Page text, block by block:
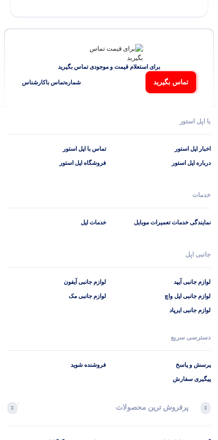
برای استعلام قیمت و موجودی تماس بگیرید
تماس بگیرید شماره‌تماس‌ با‌کارشناس
با اپل استور
اخبار اپل استور
درباره اپل استور
تماس با اپل استور
فروشگاه اپل استور
خدمات
نمایندگی خدمات تعمیرات موبایل خدمات اپل
جانبی اپل
لوازم جانبی آیپد
لوازم جانبی اپل واچ
لوازم جانبی ایرپاد
لوازم جانبی آیفون
لوازم جانبی مک
دسترسی سریع
پرسش و پاسخ
پیگیری سفارش
فروشنده شوید
پرفروش ترین محصولات